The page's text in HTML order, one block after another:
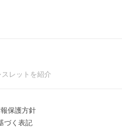
レットを紹介
保護方針
づく表記